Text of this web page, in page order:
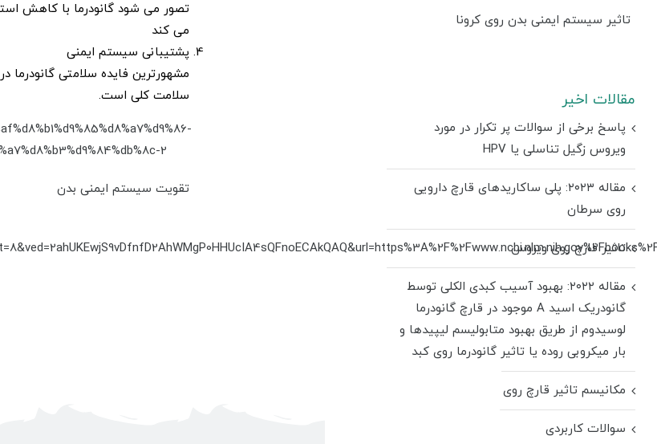
تصور می شود گانودرما با کاهش
می کند
پشتیبانی سیستم ایمنی
مشهورترین فایده سلامتی گانودرما
سلامت کلی است.
2/
تقویت سیستم ایمنی بدن
تاثیر سیستم ایمنی بدن روی کرونا
مقالات اخیر
پاسخ برخی از سوالات پر تکرار در مورد
ویروس زگیل تناسلی یا HPV
مقاله ۲۰۲۳: پلی ساکاریدهای قارچ دارویی
روی سرطان
تاثیر قارچ روی ویروس
مقاله ۲۰۲۲: بهبود آسیب کبدی الکلی توسط
گانودریک اسید A موجود در قارچ گانودرما
لوسیدوم از طریق بهبود متابولیسم لیپیدها و
بار میکروبی روده یا تاثیر گانودرما روی کبد
مکانیسم تاثیر قارچ روی زگیل تناسلی
سوالات کاربردی